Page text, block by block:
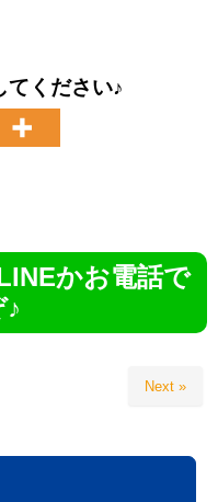
てください♪
かお電話で
Next »